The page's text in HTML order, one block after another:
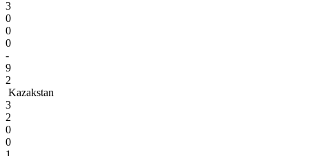
3
0
0
0
-
9
2
Kazakstan
3
2
0
0